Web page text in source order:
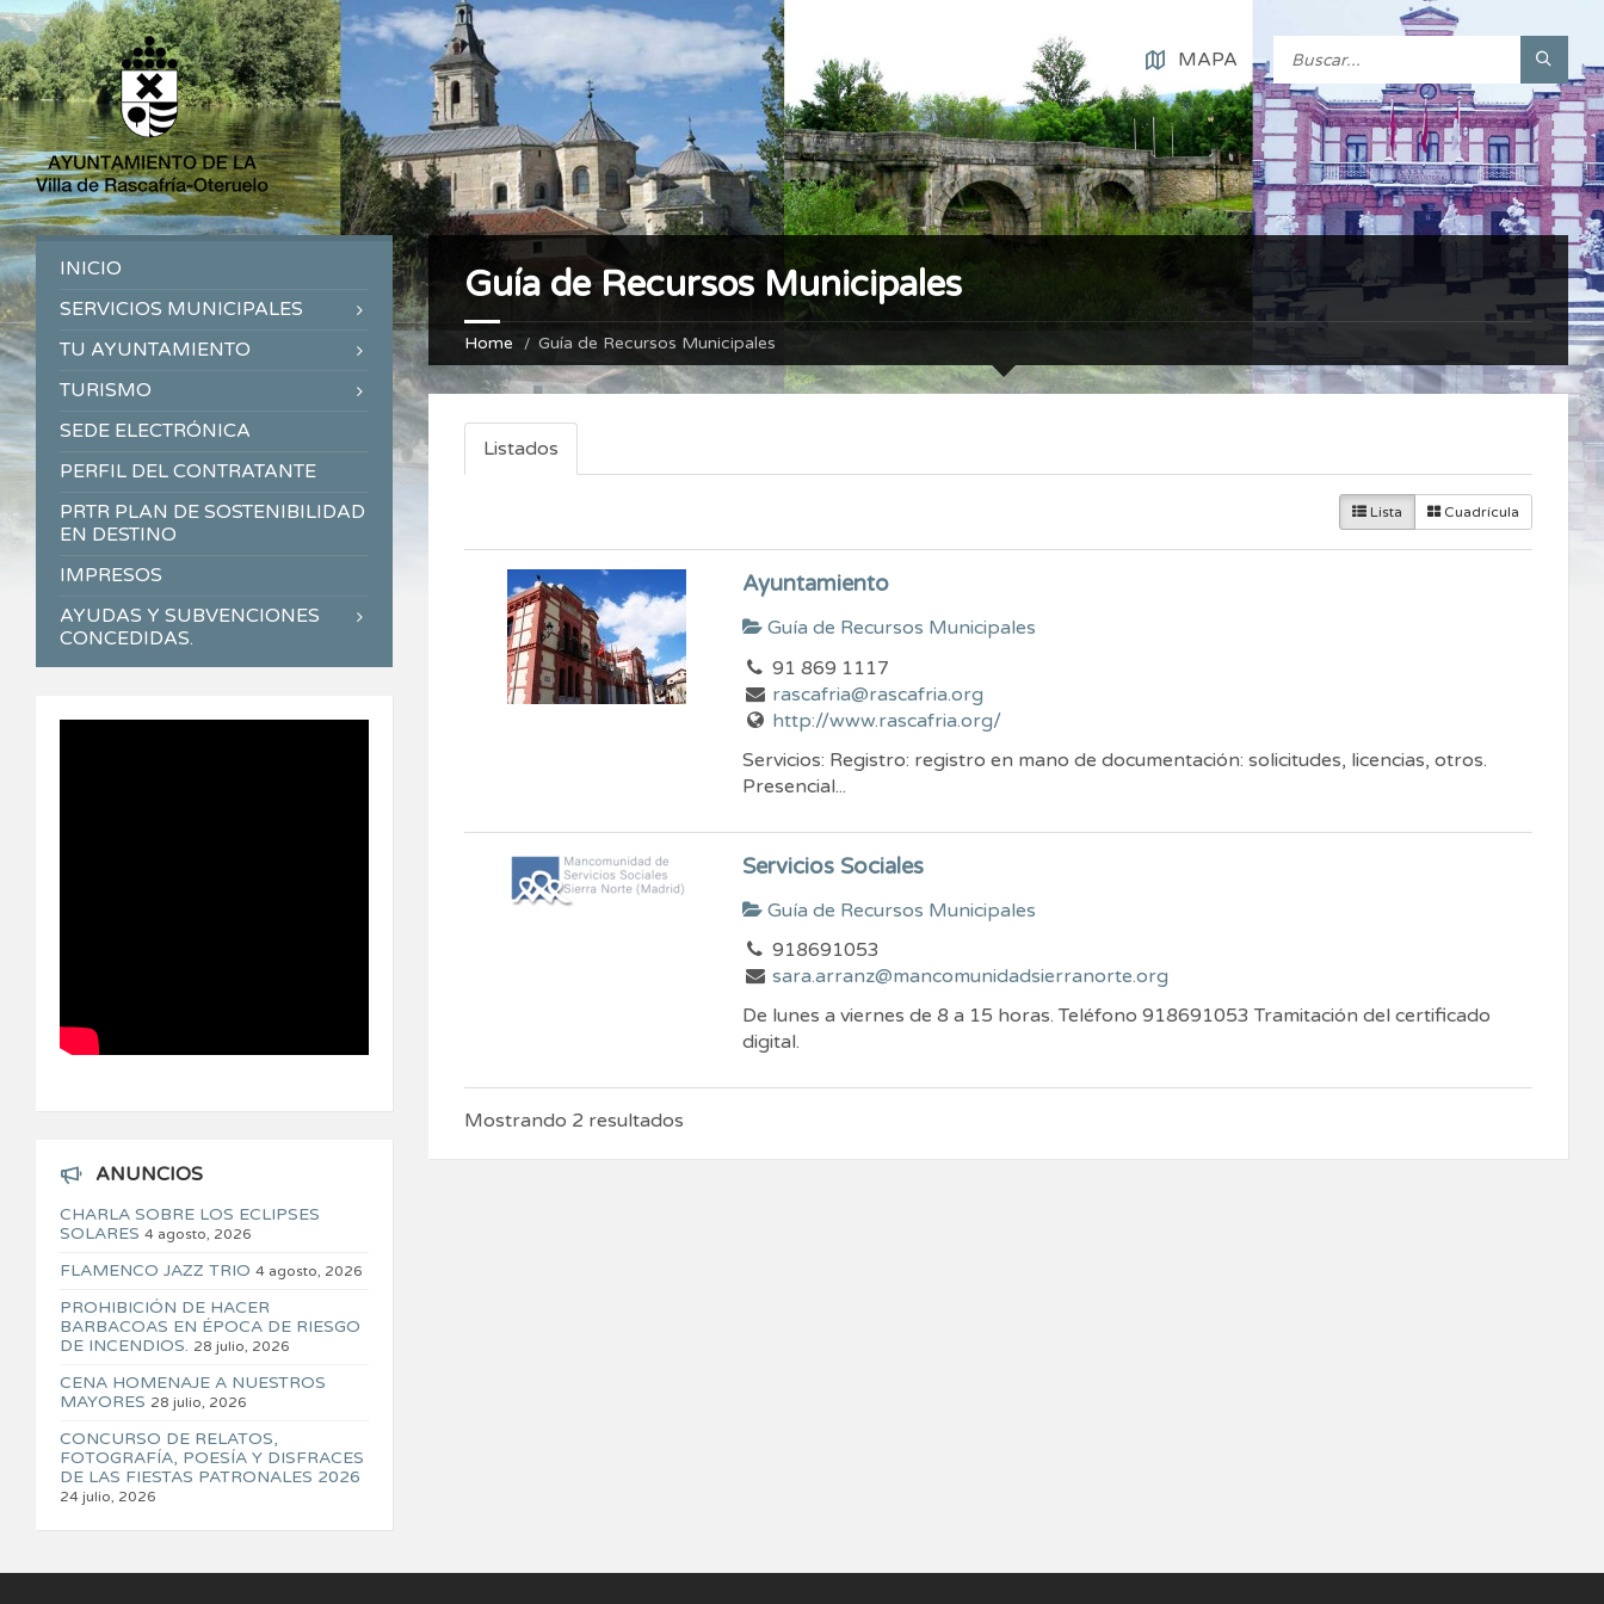
MAPA
Guía de Recursos Municipales
Home Guía de Recursos Municipales
Listados
Lista Cuadrícula
Ayuntamiento
Guía de Recursos Municipales
91 869 1117
rascafria@rascafria.org
http://www.rascafria.org/
Servicios: Registro: registro en mano de documentación: solicitudes, licencias, otros.
Presencial...
Servicios Sociales
Guía de Recursos Municipales
918691053
sara.arranz@mancomunidadsierranorte.org
De lunes a viernes de 8 a 15 horas. Teléfono 918691053 Tramitación del certificado
digital.
Mostrando 2 resultados
INICIO
SERVICIOS MUNICIPALES
TU AYUNTAMIENTO
TURISMO
SEDE ELECTRÓNICA
PERFIL DEL CONTRATANTE
PRTR PLAN DE SOSTENIBILIDAD
EN DESTINO
IMPRESOS
AYUDAS Y SUBVENCIONES
CONCEDIDAS.
ANUNCIOS
CHARLA SOBRE LOS ECLIPSES
SOLARES 4 agosto, 2026
FLAMENCO JAZZ TRIO 4 agosto, 2026
PROHIBICIÓN DE HACER
BARBACOAS EN ÉPOCA DE RIESGO
DE INCENDIOS. 28 julio, 2026
CENA HOMENAJE A NUESTROS
MAYORES 28 julio, 2026
CONCURSO DE RELATOS,
FOTOGRAFÍA, POESÍA Y DISFRACES
DE LAS FIESTAS PATRONALES 2026
24 julio, 2026